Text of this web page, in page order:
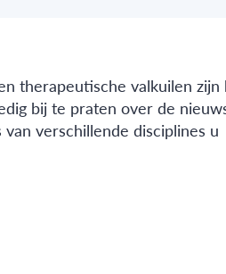
therapeutische valkuilen zijn
bij te praten over de
verschillende disciplines u